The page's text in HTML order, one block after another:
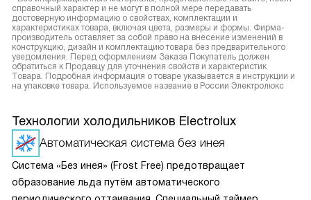
справочный характер и не могут в полной мере передавать
достоверную информацию о свойствах, комплектации и
характеристиках товара, включая цвета, размеры и формы. Фирма-
производитель оставляет за собой право на внесение изменений в
конструкцию, дизайн и комплектацию товара без предварительного
уведомления. Перед оформлением Заказа Покупатель должен
обратиться к Продавцу для уточнения свойств и характеристик
Товара. Подробная информация о товаре указывается в инструкции и
на упаковке товара. Используемое название в России Электролюкс
Технологии холодильников Electrolux
Автоматическая система без инея
Система «Без инея» (Frost Free) предотвращает
образование льда путём автоматического